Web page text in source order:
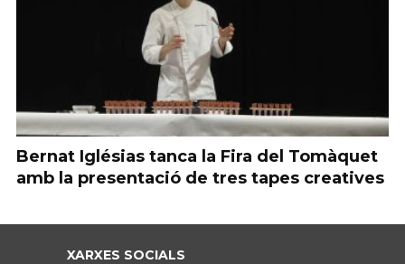
Bernat Iglésias tanca la Fira del Tomàquet
amb la presentació de tres tapes creatives
XARXES SOCIALS